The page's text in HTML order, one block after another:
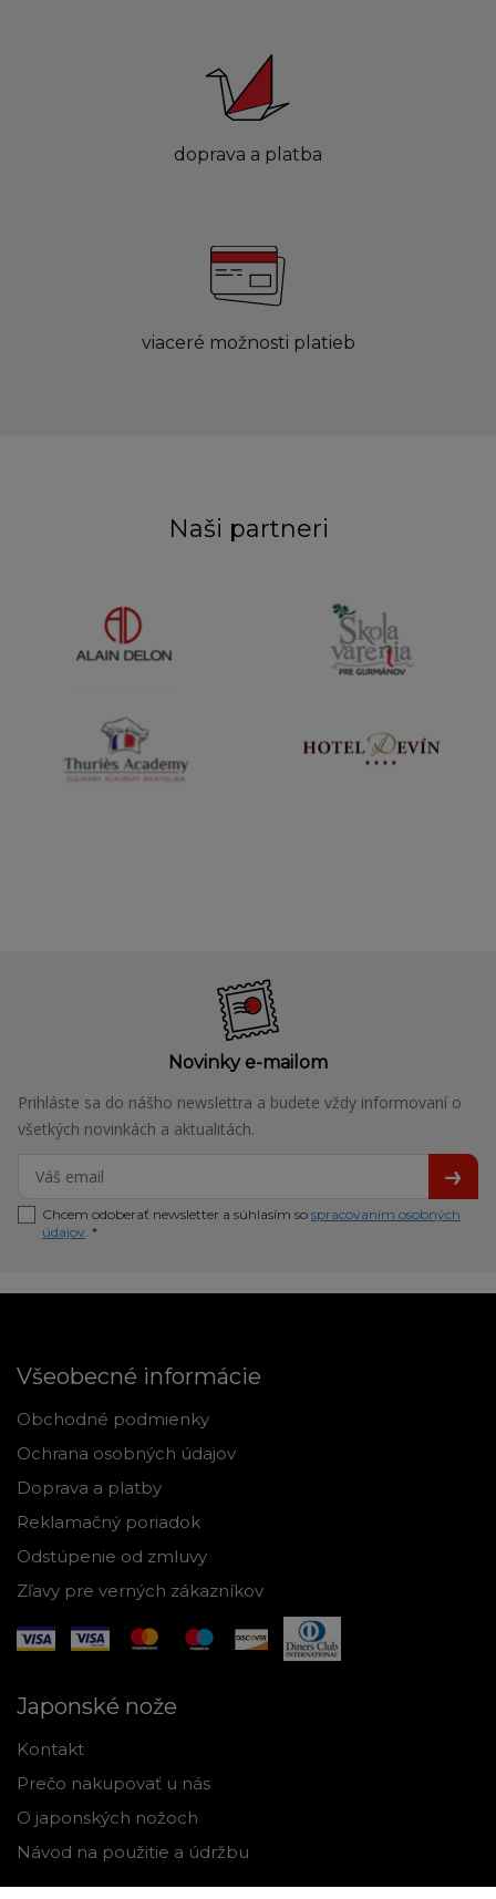
doprava a platba
viaceré možnosti platieb
Naši partneri
Novinky e-mailom
Prihláste sa do nášho newslettra a budete vždy informovaní o
všetkých novinkách a aktualitách.
Chcem odoberať newsletter a súhlasím so spracovaním osobných
údajov. *
Všeobecné informácie
Obchodné podmienky
Ochrana osobných údajov
Doprava a platby
Reklamačný poriadok
Odstúpenie od zmluvy
Zľavy pre verných zákazníkov
Japonské nože
Kontakt
Prečo nakupovať u nás
O japonských nožoch
Návod na použitie a údržbu